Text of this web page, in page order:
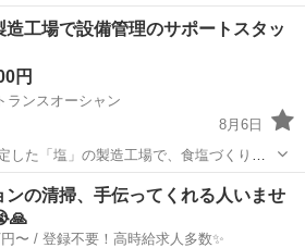
日6h～勤務OK!家庭との両立も可能 勤務
OK 賞与年2回支給実績あり 日曜勤務は手
造工場で設備管理のサポートスタッ
円
ランスオーシャン
8月6日
た「塩」の製造工場で、食塩づくりに
ます。 【具体的なお仕事内
が正常に動いているか目視で確認しま
製造工場
ンの清掃、手伝ってくれる人いませ
日給例1万円〜 / 登録不要！高時給求人多数✨